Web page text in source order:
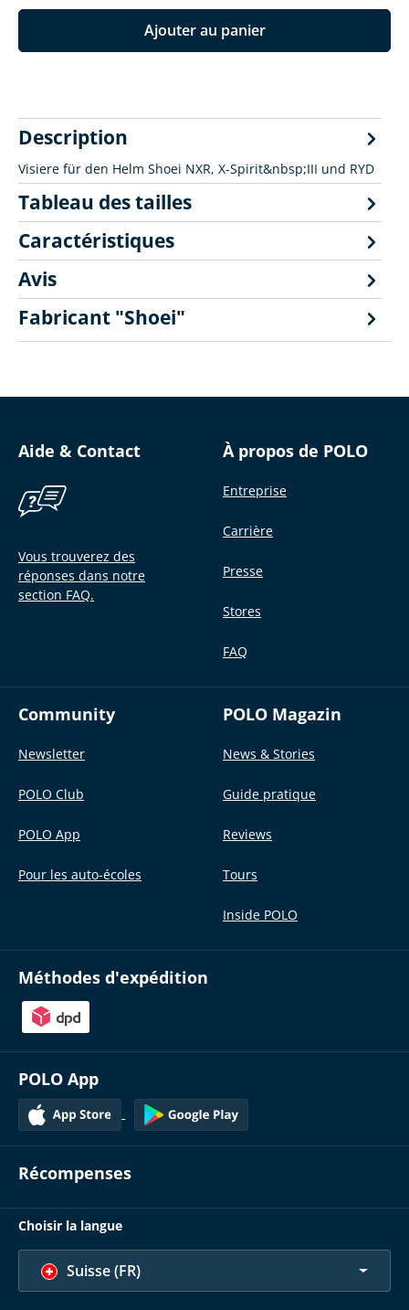
Ajouter au panier
Description
Visiere für den Helm Shoei NXR, X-Spirit&nbsp;III und RYD
Tableau des tailles
Caractéristiques
Avis
Fabricant "Shoei"
Aide & Contact
Vous trouverez des
réponses dans notre
section FAQ.
À propos de POLO
Entreprise
Carrière
Presse
Stores
FAQ
Community
Newsletter
POLO Club
POLO App
Pour les auto-écoles
POLO Magazin
News & Stories
Guide pratique
Reviews
Tours
Inside POLO
Méthodes d'expédition
POLO App
Récompenses
Choisir la langue
Suisse (FR)